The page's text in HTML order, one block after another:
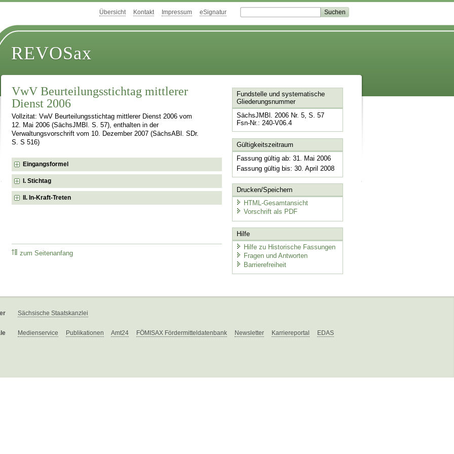
Übersicht Kontakt Impressum eSignatur
REVOSax
VwV Beurteilungsstichtag mittlerer
Dienst 2006
Vollzitat: VwV Beurteilungsstichtag mittlerer Dienst 2006 vom
12. Mai 2006 (SächsJMBl. S. 57), enthalten in der
Verwaltungsvorschrift vom 10. Dezember 2007 (SächsABl. SDr.
S. S 516)
Eingangsformel
I. Stichtag
II. In-Kraft-Treten
zum Seitenanfang
Fundstelle und systematische
Gliederungsnummer
SächsJMBl. 2006 Nr. 5, S. 57
Fsn-Nr.: 240-V06.4
Gültigkeitszeitraum
Fassung gültig ab: 31. Mai 2006
Fassung gültig bis: 30. April 2008
Drucken/Speichern
HTML-Gesamtansicht
Vorschrift als PDF
Hilfe
Hilfe zu Historische Fassungen
Fragen und Antworten
Barrierefreiheit
Sächsische Staatskanzlei
Medienservice Publikationen Amt24 FÖMISAX Fördermitteldatenbank Newsletter Karriereportal EDAS